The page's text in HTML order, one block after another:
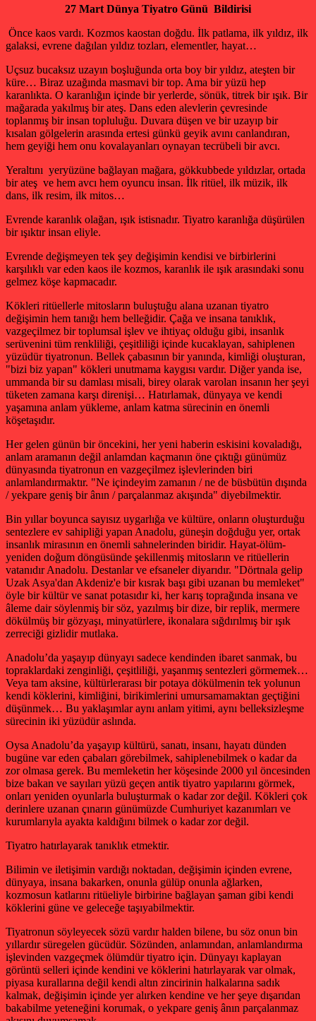
27 Mart Dünya Tiyatro Günü Bildirisi
Önce kaos vardı. Kozmos kaostan doğdu. İlk patlama, ilk yıldız, ilk
galaksi, evrene dağılan yıldız tozları, elementler, hayat…
Uçsuz bucaksız uzayın boşluğunda orta boy bir yıldız, ateşten bir
küre… Biraz uzağında masmavi bir top. Ama bir yüzü hep
karanlıkta. O karanlığın içinde bir yerlerde, sönük, titrek bir ışık. Bir
mağarada yakılmış bir ateş. Dans eden alevlerin çevresinde
toplanmış bir insan topluluğu. Duvara düşen ve bir uzayıp bir
kısalan gölgelerin arasında ertesi günkü geyik avını canlandıran,
hem geyiği hem onu kovalayanları oynayan tecrübeli bir avcı.
Yeraltını yeryüzüne bağlayan mağara, gökkubbede yıldızlar, ortada
bir ateş ve hem avcı hem oyuncu insan. İlk ritüel, ilk müzik, ilk
dans, ilk resim, ilk mitos…
Evrende karanlık olağan, ışık istisnadır. Tiyatro karanlığa düşürülen
bir ışıktır insan eliyle.
Evrende değişmeyen tek şey değişimin kendisi ve birbirlerini
karşılıklı var eden kaos ile kozmos, karanlık ile ışık arasındaki sonu
gelmez köşe kapmacadır.
Kökleri ritüellerle mitosların buluştuğu alana uzanan tiyatro
değişimin hem tanığı hem belleğidir. Çağa ve insana tanıklık,
vazgeçilmez bir toplumsal işlev ve ihtiyaç olduğu gibi, insanlık
serüvenini tüm renkliliği, çeşitliliği içinde kucaklayan, sahiplenen
yüzüdür tiyatronun. Bellek çabasının bir yanında, kimliği oluşturan,
"bizi biz yapan" kökleri unutmama kaygısı vardır. Diğer yanda ise,
ummanda bir su damlası misali, birey olarak varolan insanın her şeyi
tüketen zamana karşı direnişi… Hatırlamak, dünyaya ve kendi
yaşamına anlam yükleme, anlam katma sürecinin en önemli
köşetaşıdır.
Her gelen günün bir öncekini, her yeni haberin eskisini kovaladığı,
anlam aramanın değil anlamdan kaçmanın öne çıktığı günümüz
dünyasında tiyatronun en vazgeçilmez işlevlerinden biri
anlamlandırmaktır. "Ne içindeyim zamanın / ne de büsbütün dışında
/ yekpare geniş bir ânın / parçalanmaz akışında" diyebilmektir.
Bin yıllar boyunca sayısız uygarlığa ve kültüre, onların oluşturduğu
sentezlere ev sahipliği yapan Anadolu, güneşin doğduğu yer, ortak
insanlık mirasının en önemli sahnelerinden biridir. Hayat-ölüm-
yeniden doğum döngüsünde şekillenmiş mitosların ve ritüellerin
vatanıdır Anadolu. Destanlar ve efsaneler diyarıdır. "Dörtnala gelip
Uzak Asya'dan Akdeniz'e bir kısrak başı gibi uzanan bu memleket"
öyle bir kültür ve sanat potasıdır ki, her karış toprağında insana ve
âleme dair söylenmiş bir söz, yazılmış bir dize, bir replik, mermere
dökülmüş bir gözyaşı, minyatürlere, ikonalara sığdırılmış bir ışık
zerreciği gizlidir mutlaka.
Anadolu’da yaşayıp dünyayı sadece kendinden ibaret sanmak, bu
topraklardaki zenginliği, çeşitliliği, yaşanmış sentezleri görmemek…
Veya tam aksine, kültürlerarası bir potaya dökülmenin tek yolunun
kendi köklerini, kimliğini, birikimlerini umursamamaktan geçtiğini
düşünmek… Bu yaklaşımlar aynı anlam yitimi, aynı belleksizleşme
sürecinin iki yüzüdür aslında.
Oysa Anadolu’da yaşayıp kültürü, sanatı, insanı, hayatı dünden
bugüne var eden çabaları görebilmek, sahiplenebilmek o kadar da
zor olmasa gerek. Bu memleketin her köşesinde 2000 yıl öncesinden
bize bakan ve sayıları yüzü geçen antik tiyatro yapılarını görmek,
onları yeniden oyunlarla buluşturmak o kadar zor değil. Kökleri çok
derinlere uzanan çınarın günümüzde Cumhuriyet kazanımları ve
kurumlarıyla ayakta kaldığını bilmek o kadar zor değil.
Tiyatro hatırlayarak tanıklık etmektir.
Bilimin ve iletişimin vardığı noktadan, değişimin içinden evrene,
dünyaya, insana bakarken, onunla gülüp onunla ağlarken,
kozmosun katlarını ritüeliyle birbirine bağlayan şaman gibi kendi
köklerini güne ve geleceğe taşıyabilmektir.
Tiyatronun söyleyecek sözü vardır halden bilene, bu söz onun bin
yıllardır süregelen gücüdür. Sözünden, anlamından, anlamlandırma
işlevinden vazgeçmek ölümdür tiyatro için. Dünyayı kaplayan
görüntü selleri içinde kendini ve köklerini hatırlayarak var olmak,
piyasa kurallarına değil kendi altın zincirinin halkalarına sadık
kalmak, değişimin içinde yer alırken kendine ve her şeye dışarıdan
bakabilme yeteneğini korumak, o yekpare geniş ânın parçalanmaz